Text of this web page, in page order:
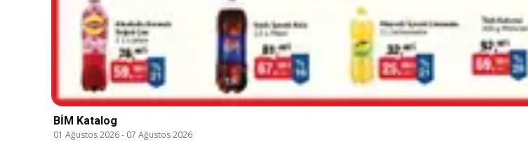
BİM Katalog
01 Ağustos 2026- 07 Ağustos 2026